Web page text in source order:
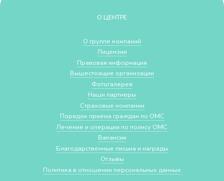
О ЦЕНТРЕ
О группе компаний
Лицензии
Правовая информация
Вышестоящие организации
Фотогалерея
Наши партнеры
Страховые компании
Порядок приема граждан по ОМС
Лечение и операции по полису ОМС
Вакансии
Благодарственные письма и награды
Отзывы
Политика в отношении персональных данных